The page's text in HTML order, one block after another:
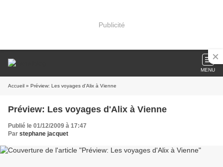
Publicité
MENU
Accueil » Préview: Les voyages d'Alix à Vienne
Préview: Les voyages d'Alix à Vienne
Publié le 01/12/2009 à 17:47
Par stephane jacquet